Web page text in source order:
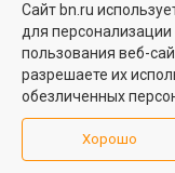
Найти квартиру
Выбирайте среди 14
рынке жилья на
Посмотреть
ответственностью
"Управляющая
компания
недвижимости"
8 (812) 331-93-56
reklama@bn.ru
Сайт bn.ru
для
пользования веб-
разрешаете их
обезличенных
Хорошо